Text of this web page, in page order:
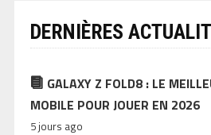
DERNIÈRES
GALAXY Z FOLD8 : LE
MOBILE POUR JOUER EN 2026
5 jours ago